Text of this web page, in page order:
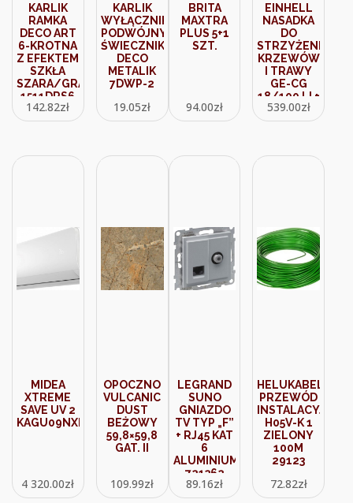
KARLIK
RAMKA
DECO ART
6-KROTNA
Z EFEKTEM
SZKŁA
SZARA/GRAFITOWY
1511DRS6
142.82zł
KARLIK
WYŁĄCZNIK
PODWÓJNY
ŚWIECZNIKOWY
DECO
METALIK
7DWP-2
19.05zł
BRITA
MAXTRA
PLUS 5+1
SZT.
94.00zł
EINHELL
NASADKA
DO
STRZYŻENIA
KRZEWÓW
I TRAWY
GE-CG
18/100 LI +
2,5AH
539.00zł
MIDEA
XTREME
SAVE UV 2
KAGU09NXD1B1
4 320.00zł
OPOCZNO
VULCANIC
DUST
BEŻOWY
59,8×59,8
GAT. II
109.99zł
LEGRAND
SUNO
GNIAZDO
TV TYP „F”
+ RJ45 KAT
6
ALUMINIUM
721362
89.16zł
HELUKABEL
PRZEWÓD
INSTALACYJNY
H05V-K 1
ZIELONY
100M
29123
72.82zł